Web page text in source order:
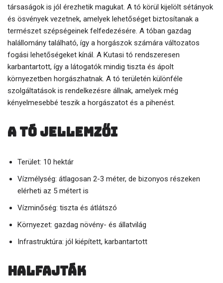
társaságok is jól érezhetik magukat. A tó körül kijelölt sétányok
és ösvények vezetnek, amelyek lehetőséget biztosítanak a
természet szépségeinek felfedezésére. A tóban gazdag
halállomány található, így a horgászok számára változatos
fogási lehetőségeket kínál. A Kutasi tó rendszeresen
karbantartott, így a látogatók mindig tiszta és ápolt
környezetben horgászhatnak. A tó területén különféle
szolgáltatások is rendelkezésre állnak, amelyek még
kényelmesebbé teszik a horgászatot és a pihenést.
A tó jellemzői
Terület: 10 hektár
Vízmélység: átlagosan 2-3 méter, de bizonyos részeken
elérheti az 5 métert is
Vízminőség: tiszta és átlátszó
Környezet: gazdag növény- és állatvilág
Infrastruktúra: jól kiépített, karbantartott
Halfajták